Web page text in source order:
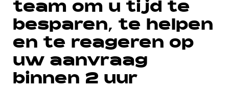
team om u tijd te
besparen, te helpen
en te reageren op
uw aanvraag
binnen 2 uur